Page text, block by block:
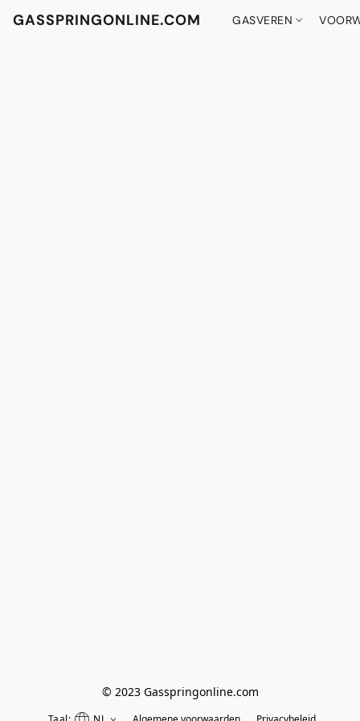
GASSPRINGONLINE.COM GASVEREN
© 2023 Gasspringonline.com